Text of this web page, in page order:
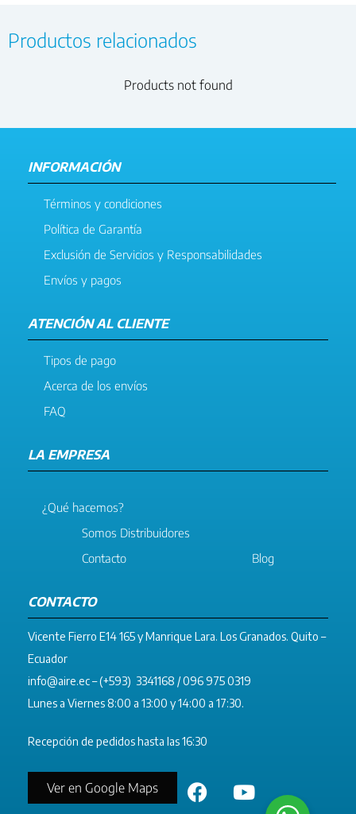
Productos relacionados
Products not found
INFORMACIÓN
Términos y condiciones
Política de Garantía
Exclusión de Servicios y Responsabilidades
Envíos y pagos
ATENCIÓN AL CLIENTE
Tipos de pago
Acerca de los envíos
FAQ
LA EMPRESA
¿Qué hacemos?
Somos Distribuidores
Contacto
Blog
CONTACTO
Vicente Fierro E14 165 y Manrique Lara. Los Granados. Quito –
Ecuador
info@aire.ec– (+593) 3341168 / 096 975 0319
Lunes a Viernes 8:00 a 13:00 y 14:00 a 17:30.
Recepción de pedidos hasta las 16:30
Ver en Google Maps